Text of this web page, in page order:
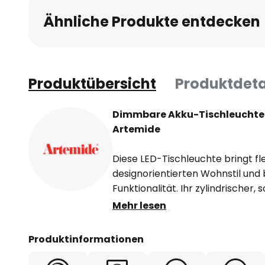
Ähnliche Produkte entdecken
Produktübersicht
Dimmbare Akku-
Artemide
Diese LED-Tischleuchte bringt
designorientierten Wohnstil
Funktionalität. Ihr zylindrischer,
sehr flachen, runden Schirm
Richtung Tischfläche. Die
Mehr lesen
Produktinformationen